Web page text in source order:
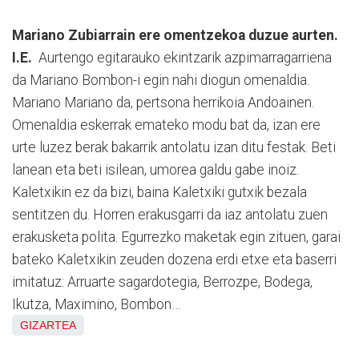
Mariano Zubiarrain ere omentzekoa duzue aurten.
I.E. Aurtengo egitarauko ekintzarik azpimarragarriena
da Mariano Bombon-i egin nahi diogun omenaldia.
Mariano Mariano da, pertsona herrikoia Andoainen.
Omenaldia eskerrak emateko modu bat da, izan ere
urte luzez berak bakarrik antolatu izan ditu festak. Beti
lanean eta beti isilean, umorea galdu gabe inoiz.
Kaletxikin ez da bizi, baina Kaletxiki gutxik bezala
sentitzen du. Horren erakusgarri da iaz antolatu zuen
erakusketa polita. Egurrezko maketak egin zituen, garai
bateko Kaletxikin zeuden dozena erdi etxe eta baserri
imitatuz: Arruarte sagardotegia, Berrozpe, Bodega,
Ikutza, Maximino, Bombon…
GIZARTEA